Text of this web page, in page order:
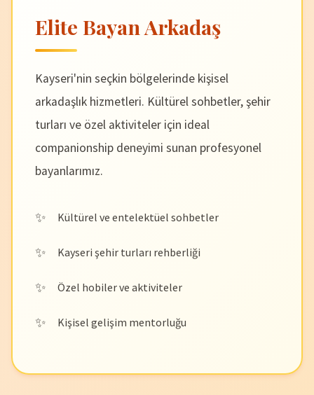
Elite Bayan Arkadaş
Kayseri'nin seçkin bölgelerinde kişisel
arkadaşlık hizmetleri. Kültürel sohbetler, şehir
turları ve özel aktiviteler için ideal
companionship deneyimi sunan profesyonel
bayanlarımız.
Kültürel ve entelektüel sohbetler
Kayseri şehir turları rehberliği
Özel hobiler ve aktiviteler
Kişisel gelişim mentorluğu